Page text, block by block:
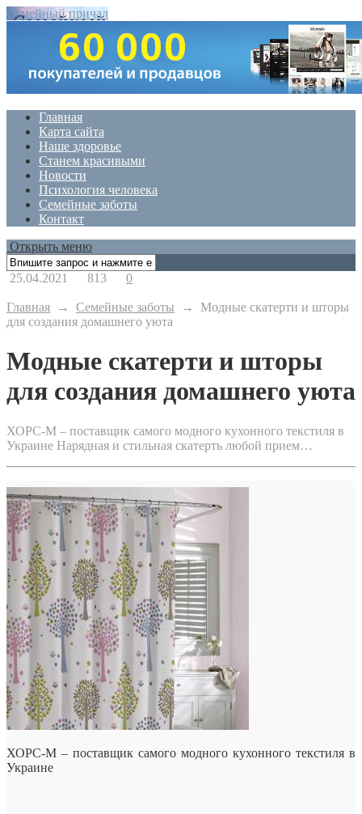
Семейный причал
Главная
Карта сайта
Наше здоровье
Станем красивыми
Новости
Психология человека
Семейные заботы
Контакт
Открыть меню
25.04.2021 813 0
Главная → Семейные заботы → Модные скатерти и шторы
для создания домашнего уюта
Модные скатерти и шторы
для создания домашнего уюта
ХОРС-М – поставщик самого модного кухонного текстиля в
Украине Нарядная и стильная скатерть любой прием…
ХОРС-М – поставщик самого модного кухонного текстиля в
Украине